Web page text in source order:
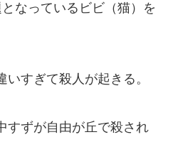
なっているビビ（猫）を
すぎて殺人が起きる。
すずが自由が丘で殺され